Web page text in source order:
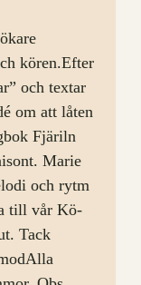
kören.Efter
och textar
om att låten
Fjäriln
Marie
och rytm
till vår Kö-
Tack